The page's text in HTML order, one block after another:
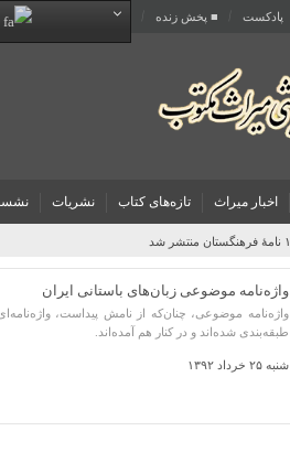
پادکست‌ ■ پخش زنده
اخبار میراث تازه‌های کتاب نشریات
واژه‌نامه موضوعی زبان‌های باستانی ایران
واژه‌نامه موضوعی، چنان‌که از نامش پیداست،
طبقه‌بندی شده‌اند و در کنار هم آمده‌اند.
شنبه ۲۵ خرداد ۱۳۹۲